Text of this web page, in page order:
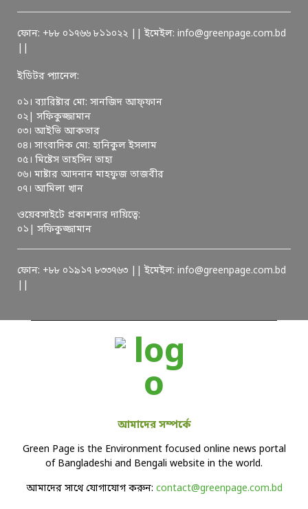
ফোন: +৮৮ ০১৭৬৬ ৮১১০২২ || ইমেইল: info@greenpage.com.bd
ইডিটর প্যানেল:
০১। ব্যারিষ্টার মো: সানজিদ আফ্ফান
০২| সফিকুজ্জামান
০৩। আইভি আকতার
০৪। সাংবাদিক মো: হানিকুল ইসলাম
০৫। মিষ্টেস তাহসিন তাহা
০৬। মাষ্টার আদনান মাহফুজ তাজবীর
০৭। আমিলা খান
ওয়েবসাইটে প্রকাশনার দায়িত্বে:
০১| সফিকুজ্জামান
ফোন: +৮৮ ০১৯১৭ ৮৩৩৭৬৩ || ইমেইল: info@greenpage.com.bd
আমাদের সম্পর্কে
Green Page is the Environment focused online news portal
of Bangladeshi and Bengali website in the world.
আমাদের সাথে যোগাযোগ করুন: contact@greenpage.com.bd